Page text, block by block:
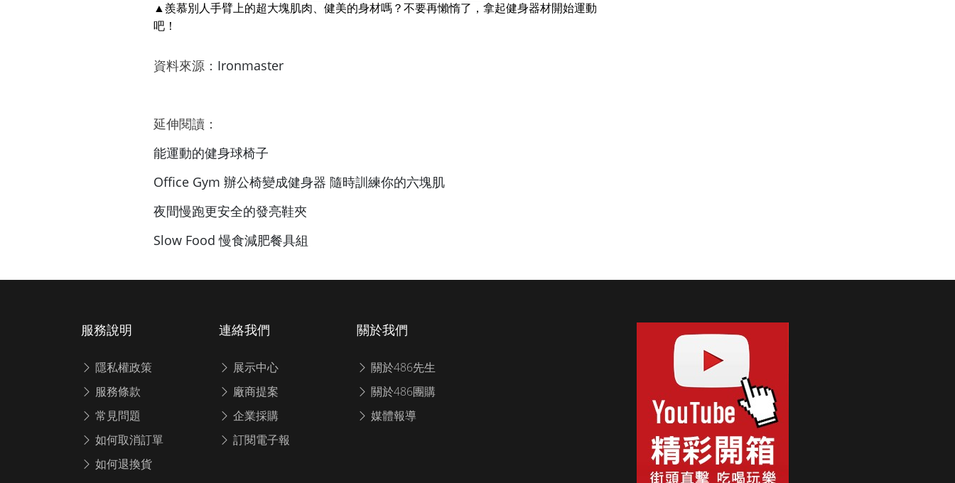
▲羨慕別人手臂上的超大塊肌肉、健美的身材嗎？不要再懶惰了，拿起健身器材開始運動
吧！
資料來源： Ironmaster
延伸閱讀：
能運動的健身球椅子
Office Gym 辦公椅變成健身器 隨時訓練你的六塊肌
夜間慢跑更安全的發亮鞋夾
Slow Food 慢食減肥餐具組
服務說明
隱私權政策
服務條款
常見問題
如何取消訂單
如何退換貨
連絡我們
展示中心
廠商提案
企業採購
訂閱電子報
關於我們
關於486先生
關於486團購
媒體報導